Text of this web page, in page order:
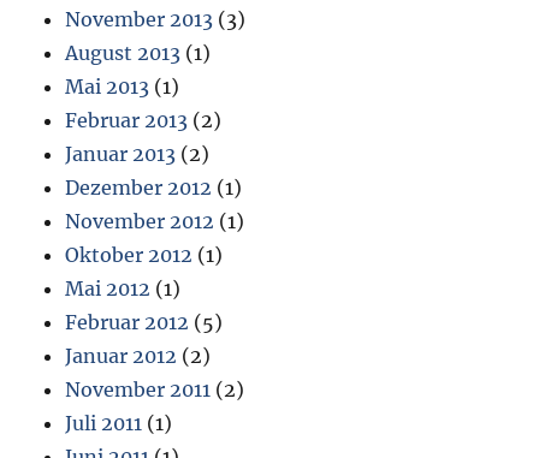
November 2013 (3)
August 2013 (1)
Mai 2013 (1)
Februar 2013 (2)
Januar 2013 (2)
Dezember 2012 (1)
November 2012 (1)
Oktober 2012 (1)
Mai 2012 (1)
Februar 2012 (5)
Januar 2012 (2)
November 2011 (2)
Juli 2011 (1)